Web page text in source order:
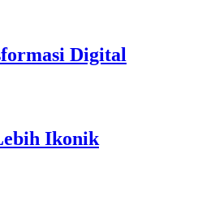
Digital
Ikonik